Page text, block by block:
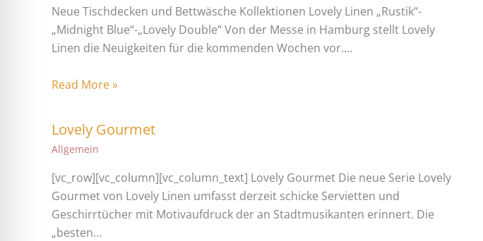
Neue Tischdecken und Bettwäsche Kollektionen Lovely Linen „Rustik“-
„Midnight Blue“-„Lovely Double“ Von der Messe in Hamburg stellt Lovely
Linen die Neuigkeiten für die kommenden Wochen vor.…
Read More »
Lovely Gourmet
Allgemein
[vc_row][vc_column][vc_column_text] Lovely Gourmet Die neue Serie Lovely
Gourmet von Lovely Linen umfasst derzeit schicke Servietten und
Geschirrtücher mit Motivaufdruck der an Stadtmusikanten erinnert. Die
„besten…